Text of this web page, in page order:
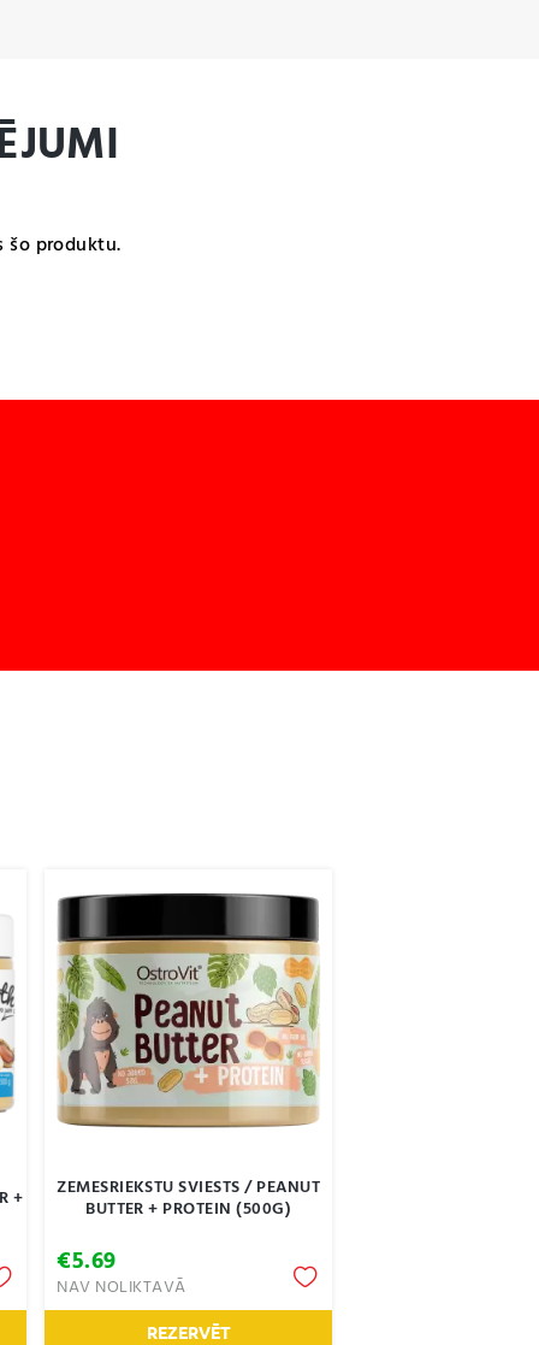
šo produktu.
+ ZEMESRIEKSTU SVIESTS / PEANUT
BUTTER + PROTEIN (500G)
€5.69
NAV NOLIKTAVĀ
REZERVĒT